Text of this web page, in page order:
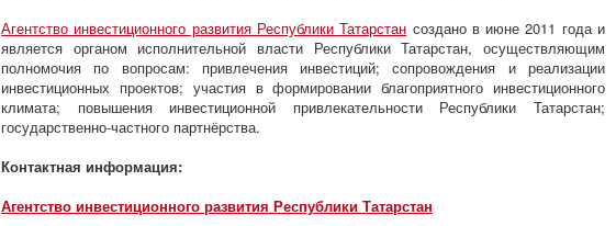
Агентство инвестиционного развития Республики Татарстан создано в июне 2011 года и
является органом исполнительной власти Республики Татарстан, осуществляющим
полномочия по вопросам: привлечения инвестиций; сопровождения и реализации
инвестиционных проектов; участия в формировании благоприятного инвестиционного
климата; повышения инвестиционной привлекательности Республики Татарстан;
государственно-частного партнёрства.
Контактная информация:
Агентство инвестиционного развития Республики Татарстан